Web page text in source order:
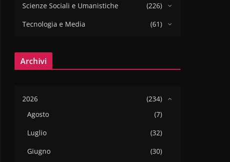
Scienze Sociali e Umanistiche
(226)
Tecnologia e Media
(61)
Archivi
2026
(234)
Agosto
(7)
Luglio
(32)
Giugno
(30)